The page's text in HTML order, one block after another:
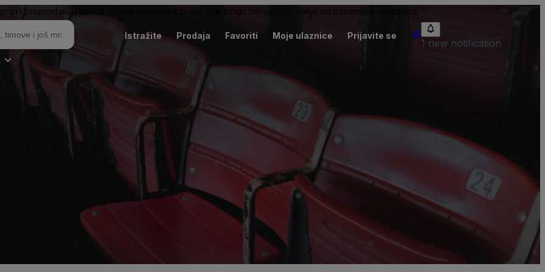
i preprodaju ulaznica. Cijene ulaznica u preprodaji mogu biti veće ili manje od nominalne vrijednosti.
Istražite Prodaja Favoriti Moje ulaznice Prijavite se
1 new notification